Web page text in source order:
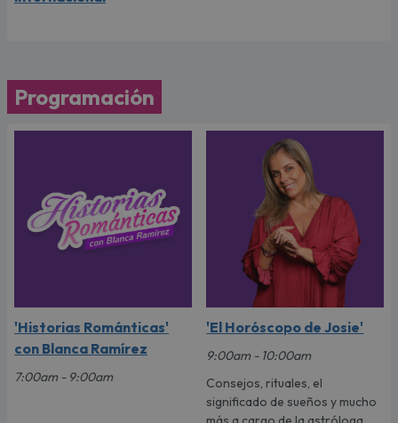
Programación
'Historias Románticas'
con Blanca Ramírez
7:00am - 9:00am
'El Horóscopo de Josie'
9:00am - 10:00am
Consejos, rituales, el
significado de sueños y mucho